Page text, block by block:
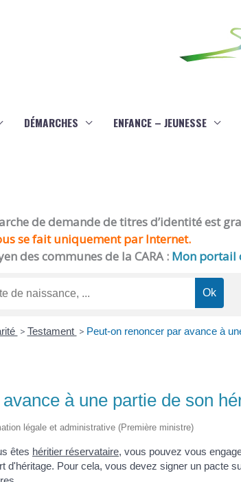
DÉMARCHES ENFANCE – JEUNESSE
de demande de titres d’identité est
se fait uniquement par Internet.
des communes de la CARA : Mon portail
> Testament > Peut-on renoncer par avance à
à une partie de son
légale et administrative (Première ministre)
êtes héritier réservataire, vous pouvez vous
d'héritage. Pour cela, vous devez signer un pacte